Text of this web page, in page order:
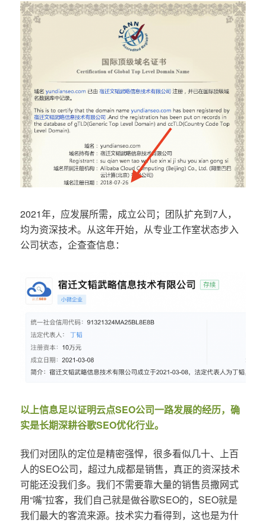
2021年，应发展所需，成立公司；团队扩充到7人，
均为资深技术。从这年开始，从专业工作室状态步入
公司状态，企查查信息：
以上信息足以证明云点SEO公司一路发展的经历，确
实是长期深耕谷歌SEO优化行业。
我们对团队的定位是精密强悍，很多看似几十、上百
人的SEO公司，超过九成都是销售，真正的资深技术
可能还没我们多。我们不需要靠大量的销售员撒网式
用“嘴”拉客，我们自己就是做谷歌SEO的，SEO就是
我们最大的客流来源。技术实力看得到，这也是为什